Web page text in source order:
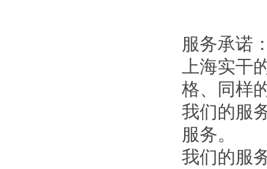
服务承诺
上海实干
格、同样
我们的服
服务。
我们的服